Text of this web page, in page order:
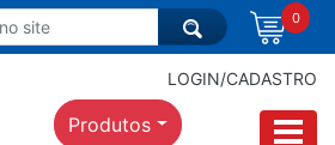
0
LOGIN/CADASTRO
Produtos